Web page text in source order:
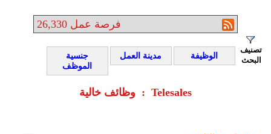
26,330 فرصة عمل
تصنيف
البحث
الوظيفة مدينة العمل
جنسية
الموظف
وظائف خالية : Telesales